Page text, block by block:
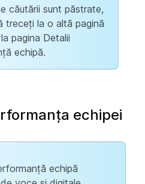
căutării sunt păstrate,
treceți la o altă pagină
pagina Detalii
echipă.
echipei
echipă